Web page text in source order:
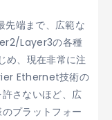
先端まで、広範な
Layer3の各種
め、現在非常に注
Ethernet技術の
さないほど、広
プラットフォー